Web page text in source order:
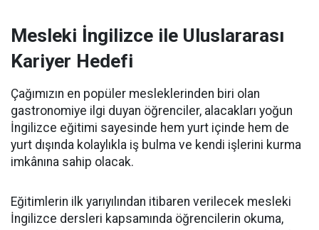
Mesleki İngilizce ile Uluslararası
Kariyer Hedefi
Çağımızın en popüler mesleklerinden biri olan
gastronomiye ilgi duyan öğrenciler, alacakları yoğun
İngilizce eğitimi sayesinde hem yurt içinde hem de
yurt dışında kolaylıkla iş bulma ve kendi işlerini kurma
imkânına sahip olacak.
Eğitimlerin ilk yarıyılından itibaren verilecek mesleki
İngilizce dersleri kapsamında öğrencilerin okuma,